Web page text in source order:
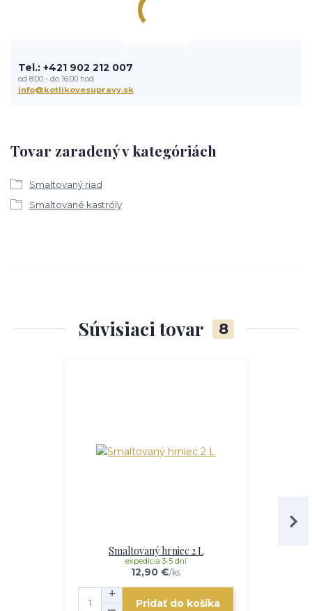
Tovar zaradený v kategóriách
Smaltovaný riad
Smaltované kastróly
Tel.: +421 902 212 007
od 8:00 - do 16:00 hod
info@kotlikovesupravy.sk
Súvisiaci tovar 8
Smaltovaný hrniec 2 L
12,90 €/ks
expedícia 3-5 dní
Pridať do košíka